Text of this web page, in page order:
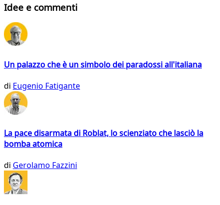
Idee e commenti
Un palazzo che è un simbolo dei paradossi all'italiana
di Eugenio Fatigante
La pace disarmata di Roblat, lo scienziato che lasciò la
bomba atomica
di Gerolamo Fazzini